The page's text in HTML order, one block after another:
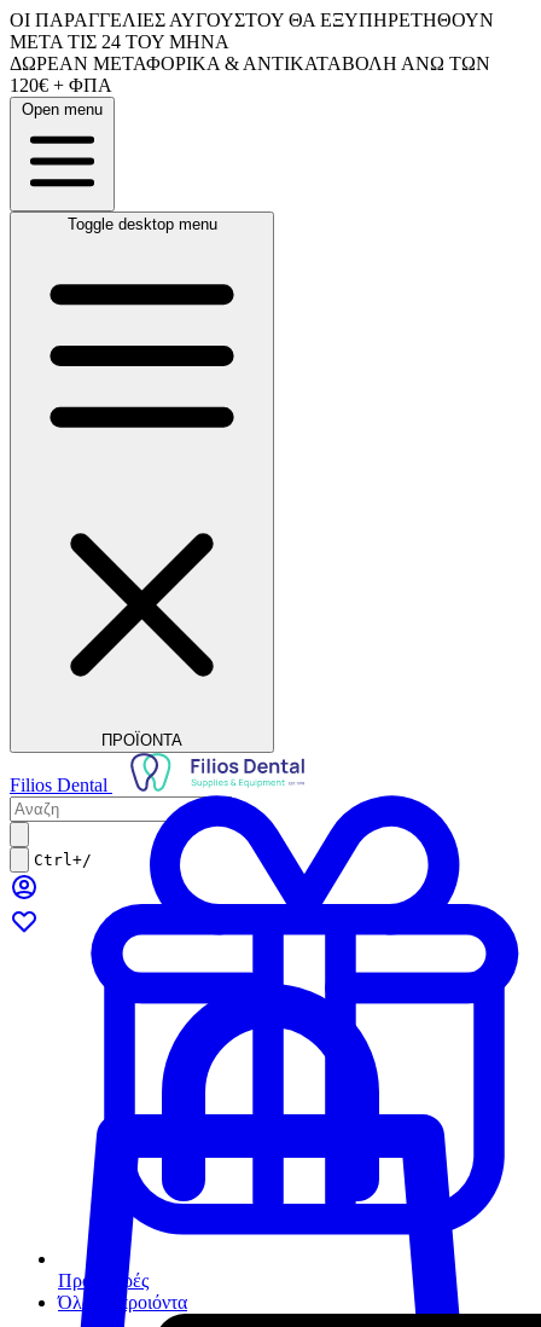
ΟΙ ΠΑΡΑΓΓΕΛΙΕΣ ΑΥΓΟΥΣΤΟΥ ΘΑ ΕΞΥΠΗΡΕΤΗΘΟΥΝ
ΜΕΤΑ ΤΙΣ 24 ΤΟΥ ΜΗΝΑ
ΔΩΡΕΑΝ ΜΕΤΑΦΟΡΙΚΑ & ΑΝΤΙΚΑΤΑΒΟΛΗ ΑΝΩ ΤΩΝ
120€ + ΦΠΑ
Open menu
Toggle desktop menu
ΠΡΟΪΟΝΤΑ
Προσφορές
Όλα τα προιόντα
Filios Dental
Ctrl+/